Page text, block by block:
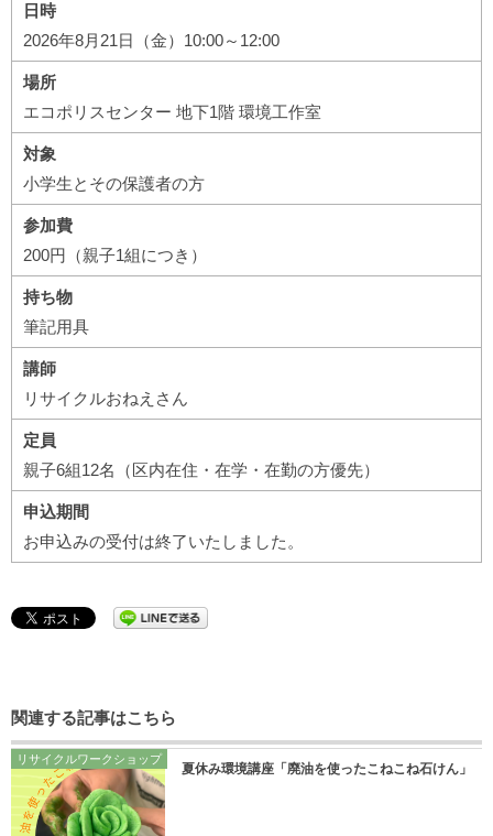
日時
2026年8月21日（金）10:00～12:00
場所
エコポリスセンター 地下1階 環境工作室
対象
小学生とその保護者の方
参加費
200円（親子1組につき）
持ち物
筆記用具
講師
リサイクルおねえさん
定員
親子6組12名（区内在住・在学・在勤の方優先）
申込期間
お申込みの受付は終了いたしました。
関連する記事はこちら
リサイクルワークショップ
夏休み環境講座「廃油を使ったこねこね石けん」